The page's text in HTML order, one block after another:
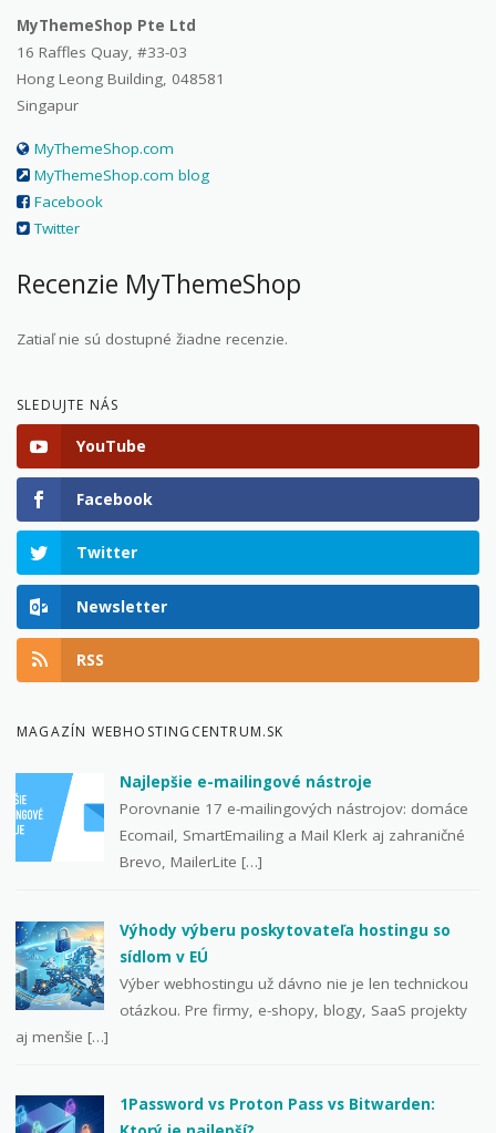
MyThemeShop Pte Ltd
16 Raffles Quay, #33-03
Hong Leong Building, 048581
Singapur
MyThemeShop.com
MyThemeShop.com blog
Facebook
Twitter
Recenzie MyThemeShop
Zatiaľ nie sú dostupné žiadne recenzie.
SLEDUJTE NÁS
YouTube
Facebook
Twitter
Newsletter
RSS
MAGAZÍN WEBHOSTINGCENTRUM.SK
Najlepšie e-mailingové nástroje
Porovnanie 17 e-mailingových nástrojov: domáce
Ecomail, SmartEmailing a Mail Klerk aj zahraničné
Brevo, MailerLite […]
Výhody výberu poskytovateľa hostingu so
sídlom v EÚ
Výber webhostingu už dávno nie je len technickou
otázkou. Pre firmy, e-shopy, blogy, SaaS projekty
aj menšie […]
1Password vs Proton Pass vs Bitwarden: